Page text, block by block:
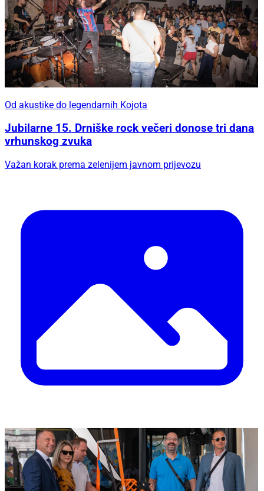
Od akustike do legendarnih Kojota
Jubilarne 15. Drniške rock večeri donose tri dana
vrhunskog zvuka
Važan korak prema zelenijem javnom prijevozu